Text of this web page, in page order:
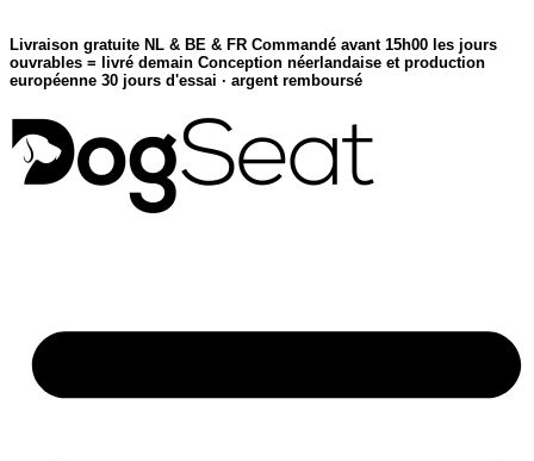
to
content
Livraison gratuite NL & BE & FR Commandé avant 15h00 les jours
ouvrables = livré demain Conception néerlandaise et production
européenne 30 jours d'essai · argent remboursé